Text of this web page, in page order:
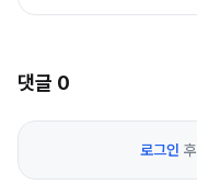
댓글 0
로그인